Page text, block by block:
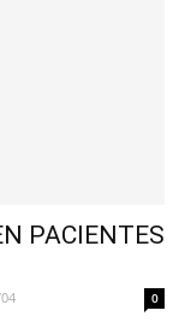
PACIENTES
0